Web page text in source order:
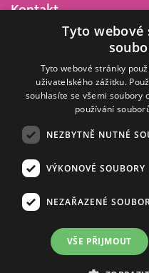
Kontakt
Barrandov Televizní Studio,
Kříženeckého nám. 322
152 00 Praha 5
IČ 416 93 311
© 2008–2026 EMPRESA
Zásady ochrany osobních a
Informace o měření
Nielsen Digital Measurement
Tyto
Tyto webové stránky
uživatelského zážitku.
souhlasíte se všemi soubory
používání
NEZBYTNĚ NUTNÉ
VÝKONOVÉ SOUBORY
NEZAŘAZENÉ
VŠE PŘIJMOUT